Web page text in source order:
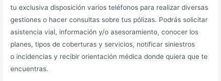
tu exclusiva disposición varios teléfonos para realizar diversas
gestiones o hacer consultas sobre tus pólizas. Podrás solicitar
asistencia vial, información y/o asesoramiento, conocer los
planes, tipos de coberturas y servicios, notificar siniestros
o incidencias y recibir orientación médica donde quiera que te
encuentras.